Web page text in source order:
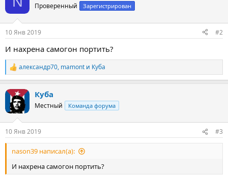
и
Проверенный Зарегистрирован
10 Янв 2019 #2
И нахрена самогон портить?
Р
е
к
ц
и
александр70, mamont и Куба
Куба
Местный Команда форума
10 Янв 2019 #3
nason39 написал(а):
И нахрена самогон портить?